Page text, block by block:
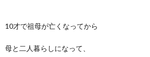
可愛い彼女が部屋に入ってきた。もしかし
Powered by livedoor 相互RSS
10才で祖母が亡くなってから
母と二人暮らしになって、